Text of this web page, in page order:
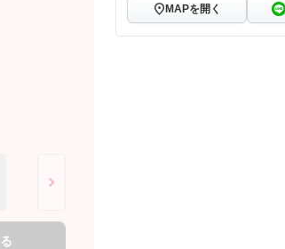
MAPを開く